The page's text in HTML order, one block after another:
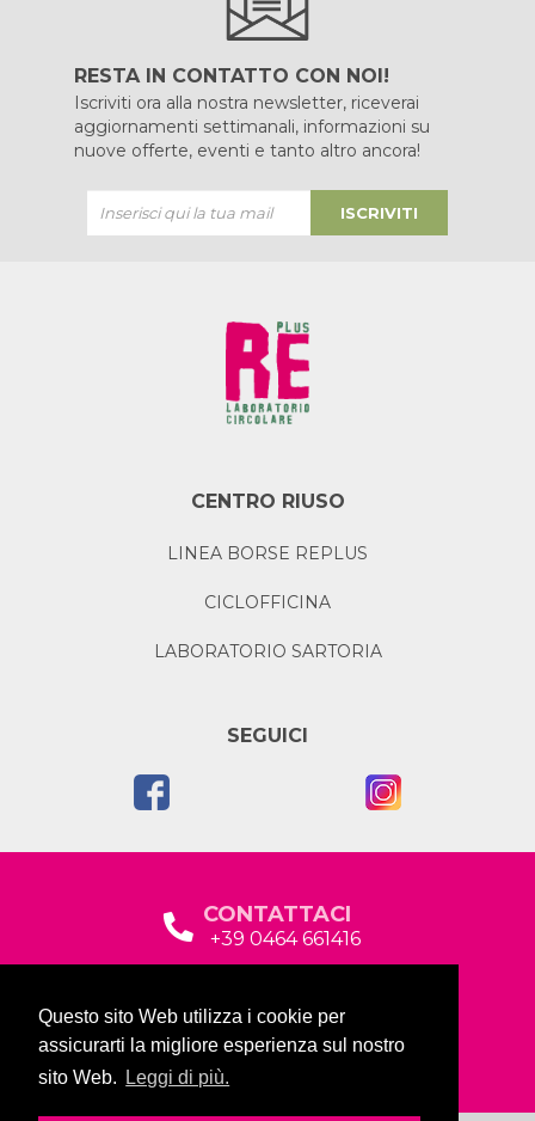
Questo sito Web utilizza i cookie per
assicurarti la migliore esperienza sul nostro
sito Web.
Leggi di più.
RESTA IN CONTATTO CON NOI!
Iscriviti ora alla nostra newsletter, riceverai
aggiornamenti settimanali, informazioni su
nuove offerte, eventi e tanto altro ancora!
ISCRIVITI
CENTRO RIUSO
LINEA BORSE REPLUS
CICLOFFICINA
LABORATORIO SARTORIA
SEGUICI
CONTATTACI
+39 0464 661416
Via Baltera, 19
38066 Riva del Garda (TN)